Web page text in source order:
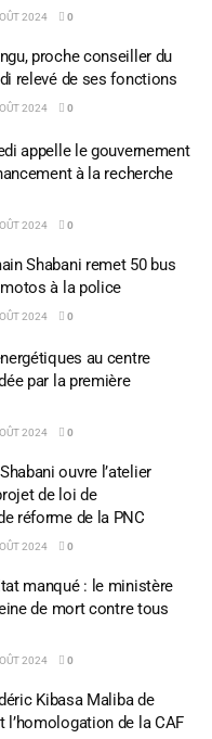
2024 0
proche conseiller du
relevé de ses fonctions
2024 0
appelle le gouvernement
à la recherche
2024 0
Shabani remet 50 bus
à la police
2024 0
au centre
par la première
2024 0
ouvre l’atelier
de loi de
réforme de la PNC
2024 0
manqué : le ministère
de mort contre tous
2024 0
Kibasa Maliba de
l’homologation de la CAF